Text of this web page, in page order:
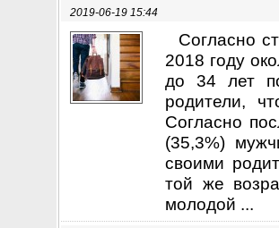
2019-06-19 15:44
Согласно
2018 году
до 34 лет
родители,
Согласно
(35,3%)
своими
той же
молодой ...